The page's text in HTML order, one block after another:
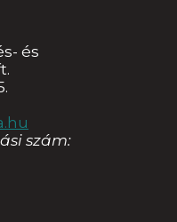
és
szám: